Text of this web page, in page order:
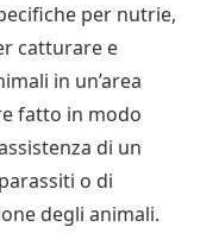
per nutrie,
catturare e
in un’area
fatto in modo
di un
o di
degli animali.